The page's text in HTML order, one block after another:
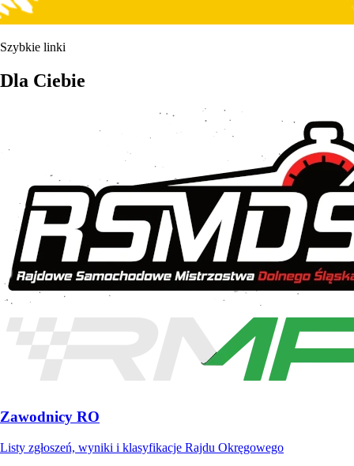
Szybkie linki
Dla Ciebie
Zawodnicy RO
Listy zgłoszeń, wyniki i klasyfikacje Rajdu Okręgowego